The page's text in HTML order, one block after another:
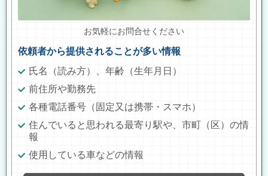
お気軽にお問合せください
依頼者から提供されることが多い情報
氏名（読み方）、年齢（生年月日）
前住所や勤務先
各種電話番号（固定又は携帯・スマホ）
住んでいると思われる最寄り駅や、市町（区）の情
報
使用している車などの情報